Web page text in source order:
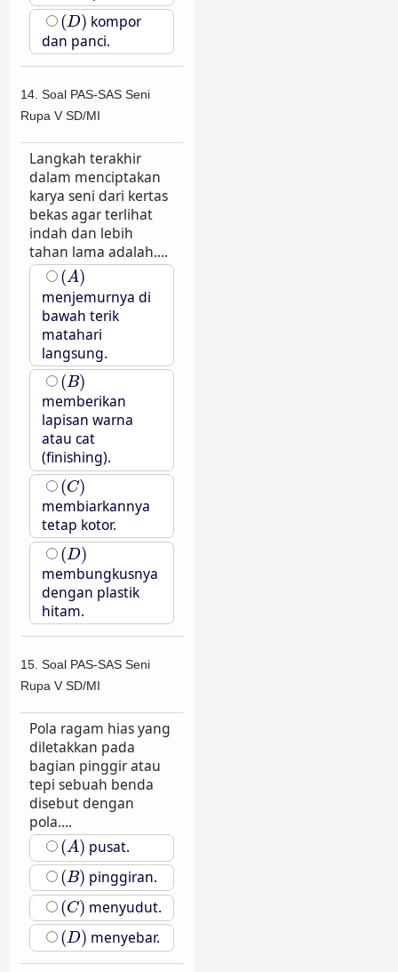
(D)
(D) kompor
dan panci.
14. Soal PAS-SAS Seni
Rupa V SD/MI
Langkah terakhir
dalam menciptakan
karya seni dari kertas
bekas agar terlihat
indah dan lebih
tahan lama adalah....
(A)
(A)
menjemurnya di
bawah terik
matahari
langsung.
(B)
(B)
memberikan
lapisan warna
atau cat
(finishing).
(C)
(C)
membiarkannya
tetap kotor.
(D)
(D)
membungkusnya
dengan plastik
hitam.
15. Soal PAS-SAS Seni
Rupa V SD/MI
Pola ragam hias yang
diletakkan pada
bagian pinggir atau
tepi sebuah benda
disebut dengan
pola....
(A)
(A) pusat.
(B)
(B) pinggiran.
(C)
(C) menyudut.
(D)
(D) menyebar.